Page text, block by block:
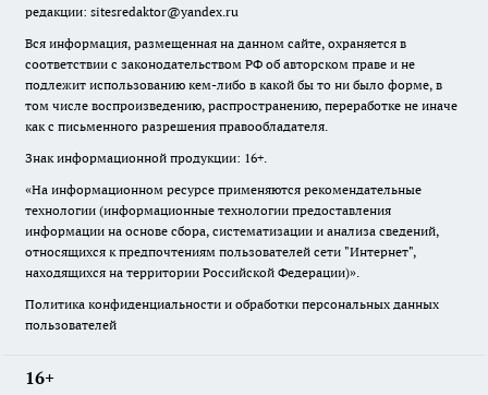
редакции: sitesredaktor@yandex.ru
Вся информация, размещенная на данном сайте, охраняется в
соответствии с законодательством РФ об авторском праве и не
подлежит использованию кем-либо в какой бы то ни было форме, в
том числе воспроизведению, распространению, переработке не иначе
как с письменного разрешения правообладателя.
Знак информационной продукции: 16+.
«На информационном ресурсе применяются рекомендательные
технологии (информационные технологии предоставления
информации на основе сбора, систематизации и анализа сведений,
относящихся к предпочтениям пользователей сети "Интернет",
находящихся на территории Российской Федерации)».
Политика конфиденциальности и обработки персональных данных
пользователей
16+